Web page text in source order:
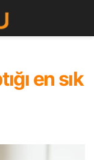
en sık